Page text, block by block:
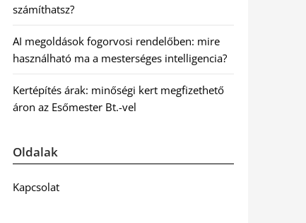
számíthatsz?
AI megoldások fogorvosi rendelőben: mire
használható ma a mesterséges intelligencia?
Kertépítés árak: minőségi kert megfizethető
áron az Esőmester Bt.-vel
Oldalak
Kapcsolat